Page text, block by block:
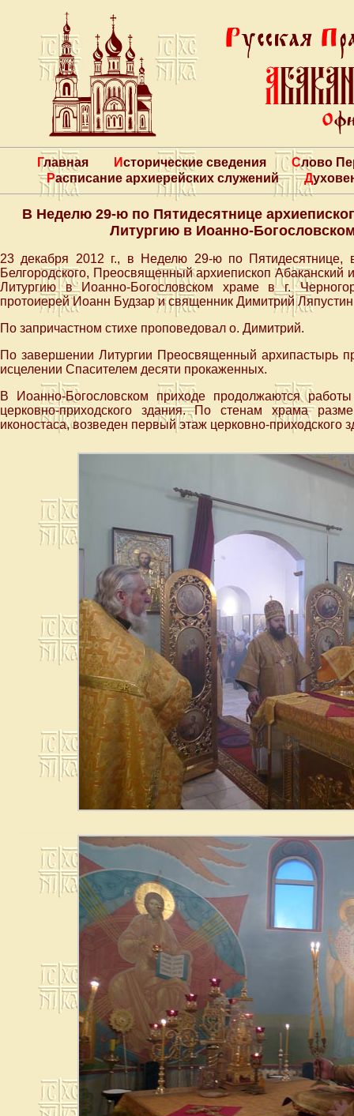
Главная Исторические сведения
Слово
Расписание архиерейских служений
В Неделю 29-ю по Пятидесятнице
Литургию в Иоанно-
23 декабря 2012 г., в Неделю 29-ю по Пятидесятнице,
Белгородского, Преосвященный архиепископ
Литургию в Иоанно-Богословском храме в г.
протоиерей Иоанн Будзар и священник Димитрий
По запричастном стихе проповедовал о. Димитрий.
По завершении Литургии Преосвященный архипастырь
исцелении Спасителем десяти прокаженных.
В Иоанно-Богословском приходе продолжаются
церковно-приходского здания. По стенам храма
иконостаса, возведен первый этаж церковно-приходского